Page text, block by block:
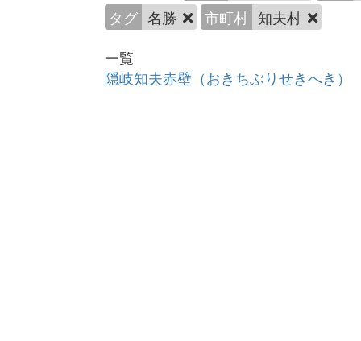
タグ 名勝 市町村 知夫村
一覧
隠岐知夫赤壁（おきちぶりせきへき）